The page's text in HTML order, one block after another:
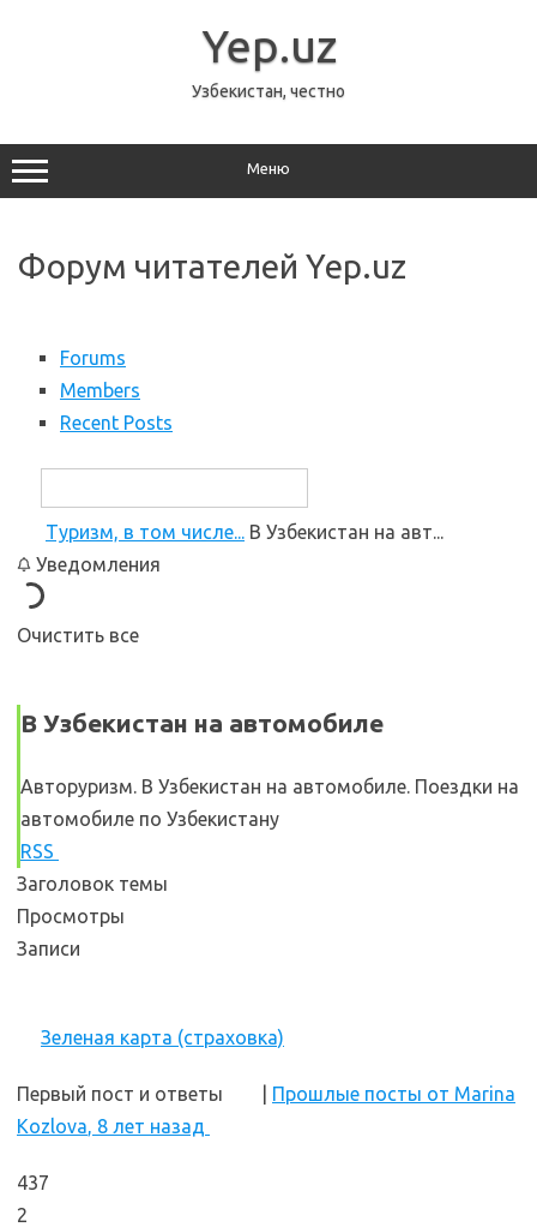
Yep.uz
Узбекистан, честно
Меню
Форум читателей Yep.uz
Forums
Members
Recent Posts
Туризм, в том числе... В Узбекистан на авт...
Уведомления
Очистить все
В Узбекистан на автомобиле
Авторуризм. В Узбекистан на автомобиле. Поездки на
автомобиле по Узбекистану
RSS
Заголовок темы
Просмотры
Записи
Зеленая карта (страховка)
Первый пост и ответы
Прошлые посты от Marina
Kozlova, 8 лет назад
437
2